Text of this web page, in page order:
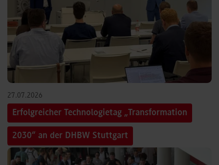
27.07.2026
Erfolgreicher Technologietag „Transformation
2030“ an der DHBW Stuttgart